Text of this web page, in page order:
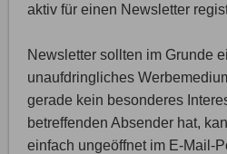
aktiv für einen Newsletter
Newsletter sollten im Grunde
unaufdringliches
gerade kein besonderes
betreffenden Absender hat,
einfach ungeöffnet im E-Mail-